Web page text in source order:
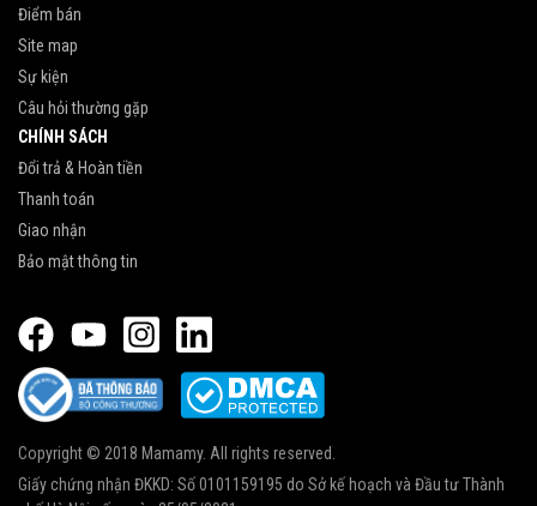
Điểm bán
Site map
Sự kiện
Câu hỏi thường gặp
CHÍNH SÁCH
Đổi trả & Hoàn tiền
Thanh toán
Giao nhận
Bảo mật thông tin
Copyright © 2018 Mamamy. All rights reserved.
Giấy chứng nhận ĐKKD: Số 0101159195 do Sở kế hoạch và Đầu tư Thành